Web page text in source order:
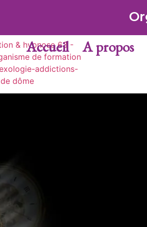
Accueil A propos